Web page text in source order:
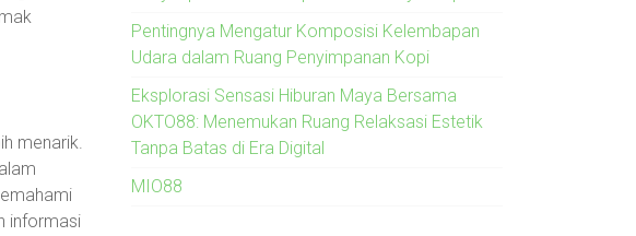
menarik.
informasi
Pentingnya Mengatur Komposisi Kelembapan
Udara dalam Ruang Penyimpanan Kopi
Eksplorasi Sensasi Hiburan Maya Bersama
OKTO88: Menemukan Ruang Relaksasi Estetik
Tanpa Batas di Era Digital
MIO88